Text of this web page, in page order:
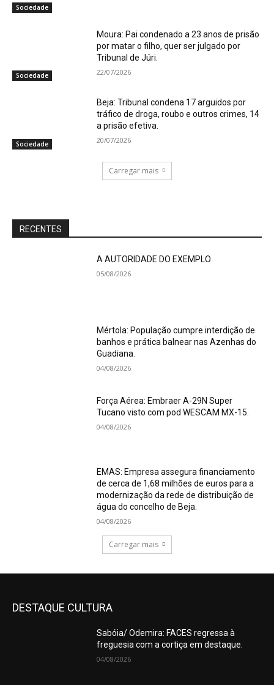
Sociedade
Sociedade
Moura: Pai condenado a 23 anos de prisão
por matar o filho, quer ser julgado por
Tribunal de Júri.
22/07/2026
Sociedade
Beja: Tribunal condena 17 arguidos por
tráfico de droga, roubo e outros crimes, 14
a prisão efetiva.
20/07/2026
Carregar mais
RECENTES
A AUTORIDADE DO EXEMPLO
05/08/2026
Mértola: População cumpre interdição de
banhos e prática balnear nas Azenhas do
Guadiana.
04/08/2026
Força Aérea: Embraer A-29N Super
Tucano visto com pod WESCAM MX-15.
04/08/2026
EMAS: Empresa assegura financiamento
de cerca de 1,68 milhões de euros para a
modernização da rede de distribuição de
água do concelho de Beja.
04/08/2026
Carregar mais
DESTAQUE CULTURA
Sabóia/ Odemira: FACES regressa à
freguesia com a cortiça em destaque.
04/08/2026